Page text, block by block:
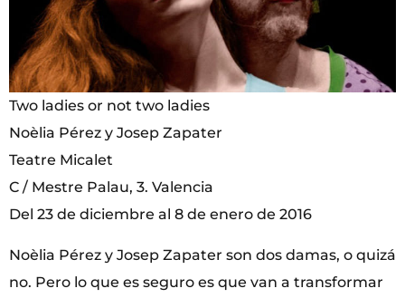
Two ladies or not two ladies
Noèlia Pérez y Josep Zapater
Teatre Micalet
C / Mestre Palau, 3. Valencia
Del 23 de diciembre al 8 de enero de 2016
Noèlia Pérez y Josep Zapater son dos damas, o quizá
no. Pero lo que es seguro es que van a transformar